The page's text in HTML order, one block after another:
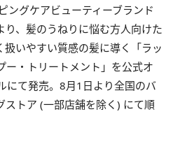
ングケアビューティーブランド
り、髪のうねりに悩む方人向けた
いやすい質感の髪に導く「ラッ
ー・トリートメント」を公式オ
にて発売。8月1日より全国のバ
ストア (一部店舗を除く) にて順